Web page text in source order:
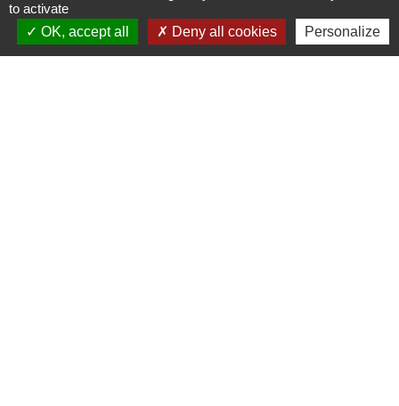
to activate
OK, accept all
Deny all cookies Personalize